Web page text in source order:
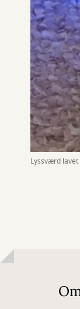
Lyssværd